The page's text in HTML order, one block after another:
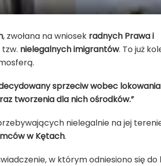
, zwołana na wniosek radnych Prawa i
nielegalnych imigrantów. To już
sprzeciw wobec
tworzenia dla nich ośrodków.”
nielegalnie na jej
w Kętach.
w którym odniesiono się